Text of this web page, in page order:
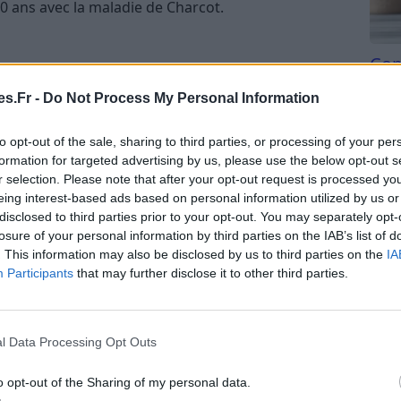
- Do Not Process My Personal Information
opt-out of the sale, sharing to third parties, or processing of your
for targeted advertising by us, please use the below opt-out
selection. Please note that after your opt-out request is processed
interest-based ads based on personal information utilized by us
to third parties prior to your opt-out. You may separately
of your personal information by third parties on the IAB’s list of
This information may also be disclosed by us to third parties on the
Participants that may further disclose it to other third parties.
Data Processing Opt Outs
opt-out of the Sharing of my personal data.
ans avec la maladie de Charcot.
amyotrophique (SLA), affecte environ 8 000
annuelle proche de2,5 cas pour 100 000
rares les plus fréquentes.
Charcot
appelée sclérose latérale amyotrophique (SLA),
par une variété de symptômes. Ces
d’une personne à l’autre, mais ils ont tous
des personnes atteintes. Dans cet article, nous
de la maladie de Charcot, offrant ainsi une
neurodégénérative.
maladie de charcot
Tri
du